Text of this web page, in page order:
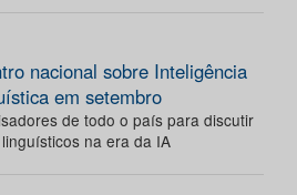
nacional sobre Inteligência
em setembro
de todo o país para discutir
na era da IA